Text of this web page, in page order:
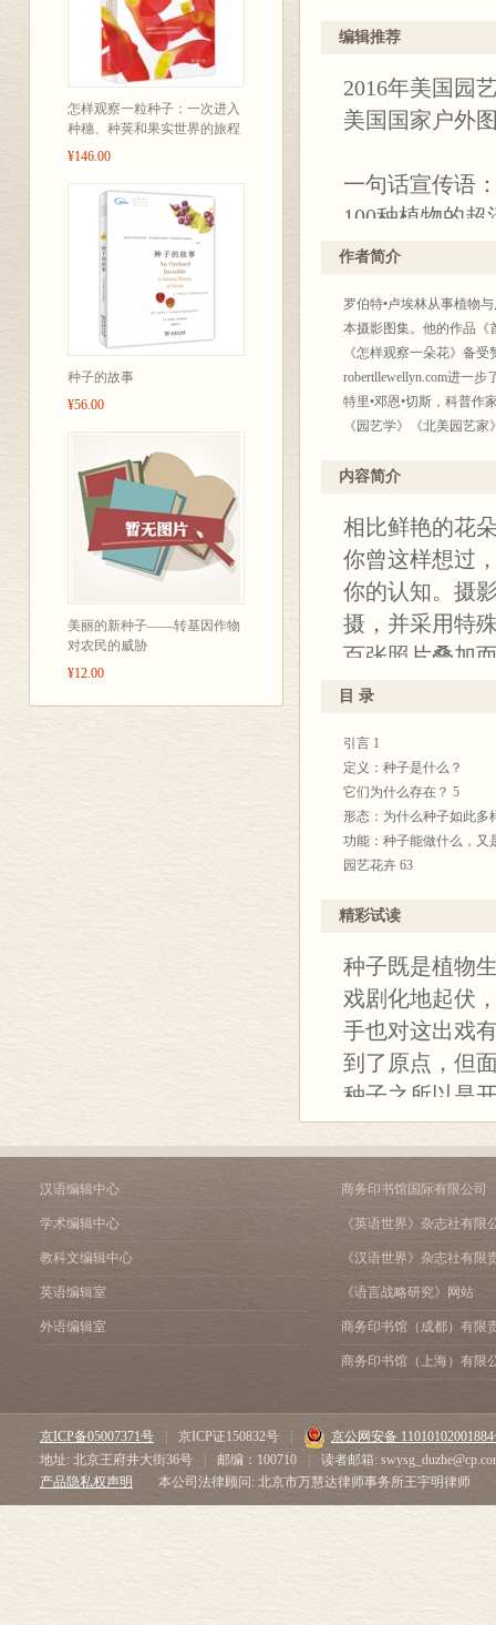
怎样观察一粒种子：一次进入
种穗、种荚和果实世界的旅程
¥146.00
种子的故事
¥56.00
美丽的新种子——转基因作物
对农民的威胁
¥12.00
编辑推荐
2016年美国园
美国国家户外
一句话宣传语
100种植物的
世今生。
你曾注意过种
苦瓜的种子宛
翼蝶翅藤的翅
多姿，甚至更
西亚马利筋的
特殊的寄生蛾
藏的植物智慧
作者简介
罗伯特•卢埃林从事植物
本摄影图集。他的作品《
《怎样观察一朵花》备
robertllewellyn.com进一
特里•邓恩•切斯，科普作
《园艺学》《北美园艺
更多作品，请访问
光合作用园艺，知名科普
脱口秀电台以及原创种
内容简介
相比鲜艳的花
你曾这样想过
你的认知。摄
摄，并采用特
百张照片叠加
植物科学画一
这份被忽略的
作为新生命的
计出各种令人
大的自卫本领
生，并且由衷
目 录
引言 1
定义：种子是什么？
它们为什么存在？ 5
形态：为什么种子如此多
功能：种子能做什么，又
园艺花卉 63
香草、香料、纤维植物和
灌木与乔木 241
延伸阅读 304
致谢 307
索引 309
精彩试读
种子既是植物
戏剧化地起伏
手也对这出戏
到了原点，但
种子之所以是
意味着它能为
下，它还被包
一粒成熟的种
惊。想想那些
细小、被我吐
从鸟类到人类
叹。也许这甜
的。反过来说
自然丰沃的盈
种子被吃掉后
分，然后飞到
料。
种子具有各种
汉语编辑中心
学术编辑中心
教科文编辑中心
英语编辑室
外语编辑室
商务印书馆国际有限公司
《英语世界》杂志社有限
《汉语世界》杂志社有限
《语言战略研究》网站
商务印书馆（成都）有限
商务印书馆（上海）有限
京ICP备05007371号 京ICP证150832号
京公网安备
地址: 北京王府井大街36号
邮编：100710
读者邮箱:
产品隐私权声明
本公司法律顾问: 北京市万慧达律师事务所王宇明律师